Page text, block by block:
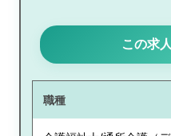
この求
職種